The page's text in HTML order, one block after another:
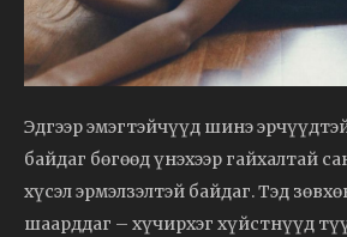
Эдгээр эмэгтэйчүүд шинэ
байдаг бөгөөд үнэхээр гайхалтай
хүсэл эрмэлзэлтэй байдаг. Тэд
шаарддаг – хүчирхэг хүйстнүүд